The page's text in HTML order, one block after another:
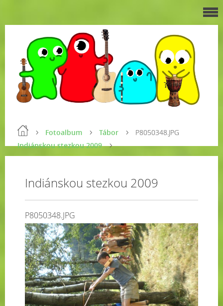
Fotoalbum
Tábor
Indiánskou stezkou 2009
P8050348.JPG
Indiánskou stezkou 2009
P8050348.JPG